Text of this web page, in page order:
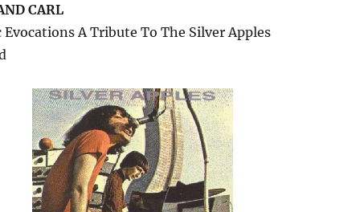
CARL
A Tribute To The Silver Apples